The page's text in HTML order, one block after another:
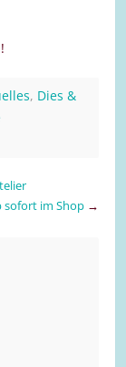
, Dies &
sofort im Shop →